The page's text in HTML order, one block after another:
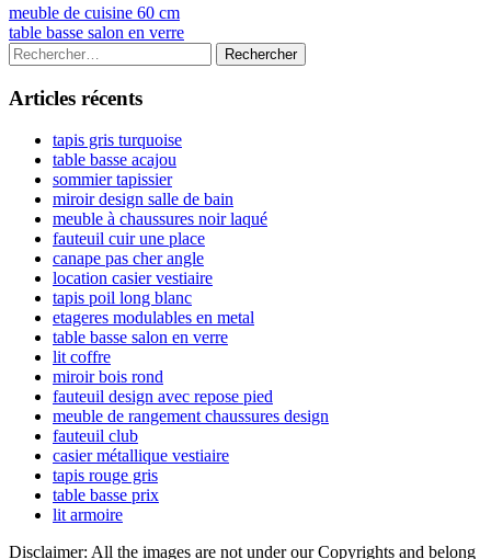
Navigation
de
l’article
Previous
article:
meuble de cuisine 60 cm
Next
article:
table basse salon en verre
Colonne
latérale
principale
Rechercher :
Articles récents
tapis gris turquoise
table basse acajou
sommier tapissier
miroir design salle de bain
meuble à chaussures noir laqué
fauteuil cuir une place
canape pas cher angle
location casier vestiaire
tapis poil long blanc
etageres modulables en metal
table basse salon en verre
lit coffre
miroir bois rond
fauteuil design avec repose pied
meuble de rangement chaussures design
fauteuil club
casier métallique vestiaire
tapis rouge gris
table basse prix
lit armoire
Disclaimer: All the images are not under our Copyrights and belong